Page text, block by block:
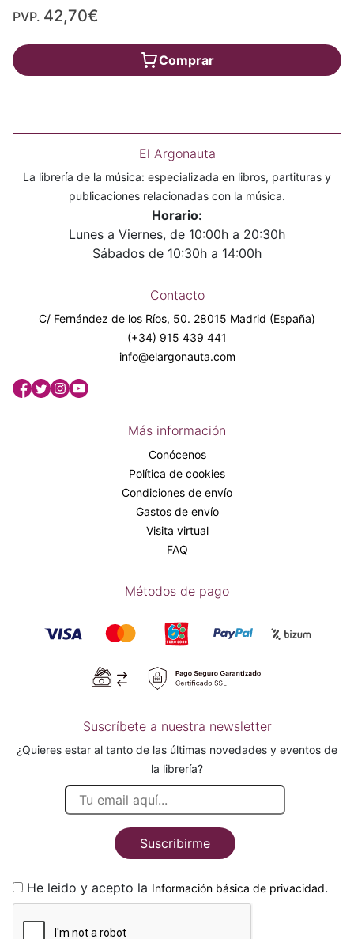
PVP. 42,70€
Comprar
El Argonauta
La librería de la música: especializada en libros, partituras y
publicaciones relacionadas con la música.
Horario:
Lunes a Viernes, de 10:00h a 20:30h
Sábados de 10:30h a 14:00h
Contacto
C/ Fernández de los Ríos, 50. 28015 Madrid (España)
(+34) 915 439 441
info@elargonauta.com
Más información
Conócenos
Política de cookies
Condiciones de envío
Gastos de envío
Visita virtual
FAQ
Métodos de pago
Suscríbete a nuestra newsletter
¿Quieres estar al tanto de las últimas novedades y eventos de
la librería?
Suscribirme
He leido y acepto la Información básica de privacidad.